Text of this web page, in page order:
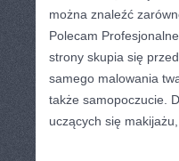
można znaleźć
Polecam
strony skupia się
samego malowania
także samopoczucie.
uczących się